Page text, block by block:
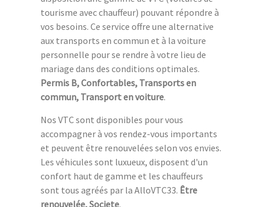
tourisme avec chauffeur) pouvant répondre à
vos besoins. Ce service offre une alternative
aux transports en commun et à la voiture
personnelle pour se rendre à votre lieu de
mariage dans des conditions optimales.
Permis B, Confortables, Transports en
commun, Transport en voiture.
Nos VTC sont disponibles pour vous
accompagner à vos rendez-vous importants
et peuvent être renouvelées selon vos envies.
Les véhicules sont luxueux, disposent d'un
confort haut de gamme et les chauffeurs
sont tous agréés par la AlloVTC33. Être
renouvelée, Societe.